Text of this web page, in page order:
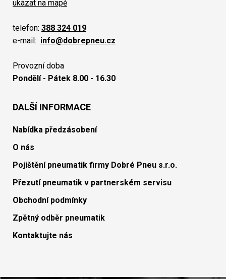
ukázat na mapě
telefon: 388 324 019
e-mail: info@dobrepneu.cz
Provozní doba
Pondělí - Pátek 8.00 - 16.30
DALŠÍ INFORMACE
Nabídka předzásobení
O nás
Pojištění pneumatik firmy Dobré Pneu s.r.o.
Přezutí pneumatik v partnerském servisu
Obchodní podmínky
Zpětný odběr pneumatik
Kontaktujte nás